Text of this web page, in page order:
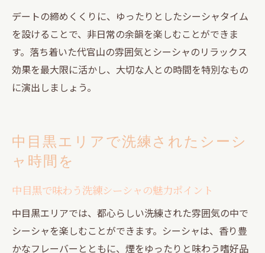
デートの締めくくりに、ゆったりとしたシーシャタイム
を設けることで、非日常の余韻を楽しむことができま
す。落ち着いた代官山の雰囲気とシーシャのリラックス
効果を最大限に活かし、大切な人との時間を特別なもの
に演出しましょう。
中目黒エリアで洗練されたシーシ
ャ時間を
中目黒で味わう洗練シーシャの魅力ポイント
中目黒エリアでは、都心らしい洗練された雰囲気の中で
シーシャを楽しむことができます。シーシャは、香り豊
かなフレーバーとともに、煙をゆったりと味わう嗜好品